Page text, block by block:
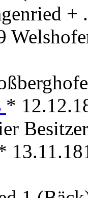
+
*
Besitzer